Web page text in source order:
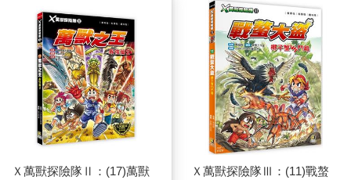
Ｘ萬獸探險隊Ⅱ：(17)萬獸
Ｘ萬獸探險隊Ⅲ：(11)戰螯